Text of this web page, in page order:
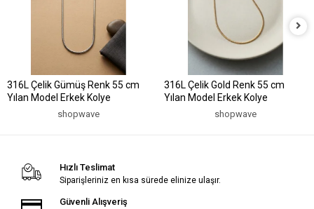
316L Çelik Gümüş Renk 55 cm
Yılan Model Erkek Kolye
shopwave
316L Çelik Gold Renk 55 cm
Yılan Model Erkek Kolye
shopwave
Hızlı Teslimat
Siparişleriniz en kısa sürede elinize ulaşır.
Güvenli Alışveriş